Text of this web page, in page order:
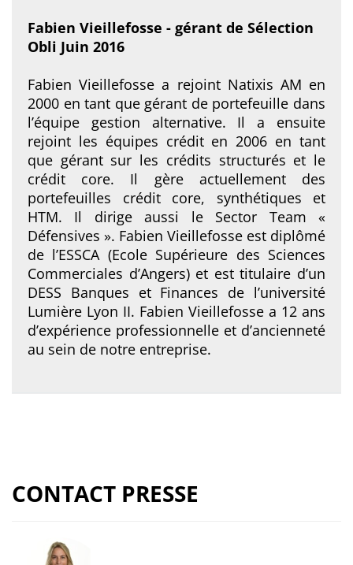
Fabien Vieillefosse - gérant de Sélection
Obli Juin 2016
Fabien Vieillefosse a rejoint Natixis AM en
2000 en tant que gérant de portefeuille dans
l’équipe gestion alternative. Il a ensuite
rejoint les équipes crédit en 2006 en tant
que gérant sur les crédits structurés et le
crédit core. Il gère actuellement des
portefeuilles crédit core, synthétiques et
HTM. Il dirige aussi le Sector Team «
Défensives ». Fabien Vieillefosse est diplômé
de l’ESSCA (Ecole Supérieure des Sciences
Commerciales d’Angers) et est titulaire d’un
DESS Banques et Finances de l’université
Lumière Lyon II. Fabien Vieillefosse a 12 ans
d’expérience professionnelle et d’ancienneté
au sein de notre entreprise.
CONTACT PRESSE